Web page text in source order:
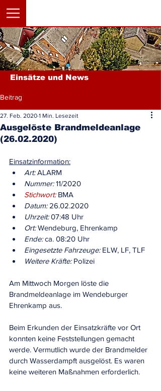
Einsätze und News
Beitrag
Ausgelöste Brandmeldeanlage
(26.02.2020)
27. Feb. 2020 1 Min. Lesezeit
Einsatzinformation:
Art: ALARM
Nummer: 11/2020
Stichwort: BMA
Datum: 26.02.2020
Uhrzeit: 07:48 Uhr
Ort: Wendeburg, Ehrenkamp
Ende: ca. 08:20 Uhr
Eingesetzte Fahrzeuge: ELW, LF, TLF
Weitere Kräfte: Polizei
Am Mittwoch Morgen löste die
Brandmeldeanlage im Wendeburger
Ehrenkamp aus.
Beim Erkunden der Einsatzkräfte vor Ort
konnten keine Feststellungen gemacht
werde. Vermutlich wurde der Brandmelder
durch Wasserdampft ausgelöst. Es waren
keine weiteren Maßnahmen erforderlich.